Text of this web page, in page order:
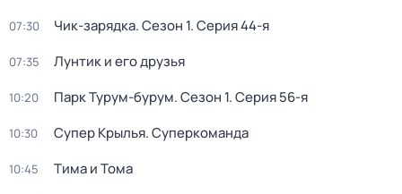
07:30 Чик-зарядка. Сезон 1. Серия 44-я
07:35 Лунтик и его друзья
10:20 Парк Турум-бурум. Сезон 1. Серия 56-я
10:30 Супер Крылья. Суперкоманда
10:45 Тима и Тома